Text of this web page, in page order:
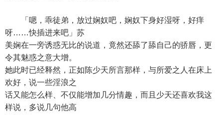
「嗯，乖徒弟，放过娴奴吧，娴奴下身好湿呀，好痒
呀……快插进来吧」苏
美娴在一旁诱惑无比的说道，竟然还舔了舔自己的骄唇，更
令其魅惑之意大增。
她此时已经释然，正如陈少天所言那样，与所爱之人在床上
欢好，说一些淫浪之
话又能怎么样、不仅能增加几分情趣，而且少天还喜欢我这
样说，多说几句他高